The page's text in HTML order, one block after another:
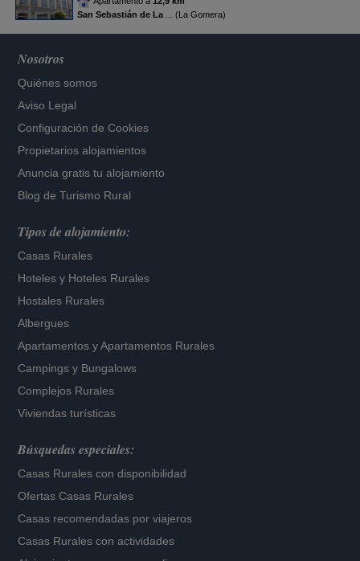
San Sebastián de La
... (La Gomera)
Nosotros
Quiénes somos
Aviso Legal
Configuración de Cookies
Propietarios alojamientos
Anuncia gratis tu alojamiento
Blog de Turismo Rural
Tipos de alojamiento:
Casas Rurales
Hoteles y Hoteles Rurales
Hostales Rurales
Albergues
Apartamentos yApartamentos Rurales
Campings y Bungalows
Complejos Rurales
Viviendas turísticas
Búsquedas especiales:
Casas Rurales con disponibilidad
Ofertas Casas Rurales
Casas recomendadas por viajeros
Casas Rurales con actividades